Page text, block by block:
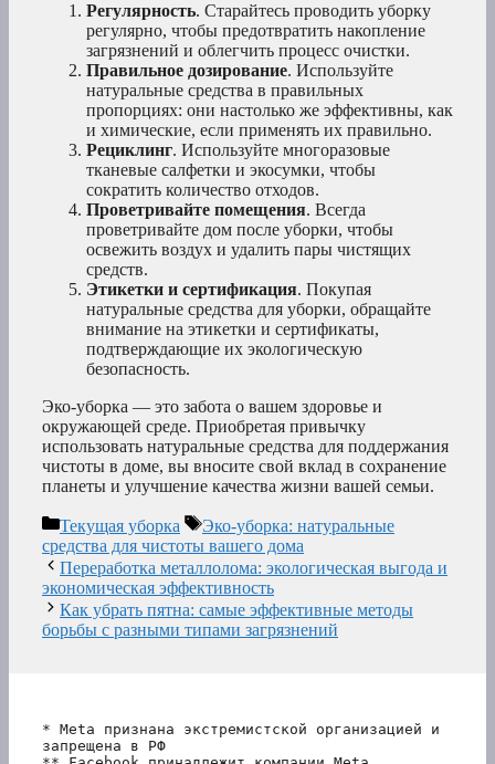
Регулярность. Старайтесь проводить уборку
регулярно, чтобы предотвратить накопление
загрязнений и облегчить процесс очистки.
Правильное дозирование. Используйте
натуральные средства в правильных
пропорциях: они настолько же эффективны, как
и химические, если применять их правильно.
Рециклинг. Используйте многоразовые
тканевые салфетки и экосумки, чтобы
сократить количество отходов.
Проветривайте помещения. Всегда
проветривайте дом после уборки, чтобы
освежить воздух и удалить пары чистящих
средств.
Этикетки и сертификация. Покупая
натуральные средства для уборки, обращайте
внимание на этикетки и сертификаты,
подтверждающие их экологическую
безопасность.
Эко-уборка — это забота о вашем здоровье и
окружающей среде. Приобретая привычку
использовать натуральные средства для поддержания
чистоты в доме, вы вносите свой вклад в сохранение
планеты и улучшение качества жизни вашей семьи.
Рубрики
Текущая уборка Метки
Эко-уборка: натуральные
средства для чистоты вашего дома
Переработка металлолома: экологическая выгода и
экономическая эффективность
Как убрать пятна: самые эффективные методы
борьбы с разными типами загрязнений
* Meta признана экстремистской организацией и
запрещена в РФ